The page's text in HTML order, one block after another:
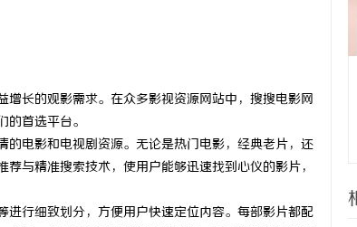
长的观影需求。在众多影视资源网站中，搜搜电影网
首选平台。
电影和电视剧资源。无论是热门电影，经典老片，还
与精准搜索技术，使用户能够迅速找到心仪的影片，
行细致划分，方便用户快速定位内容。每部影片都配